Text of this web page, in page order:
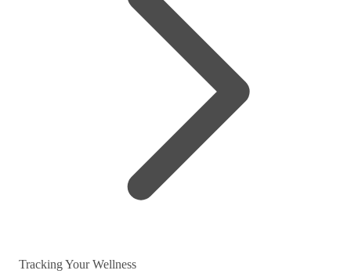
Tracking Your Wellness